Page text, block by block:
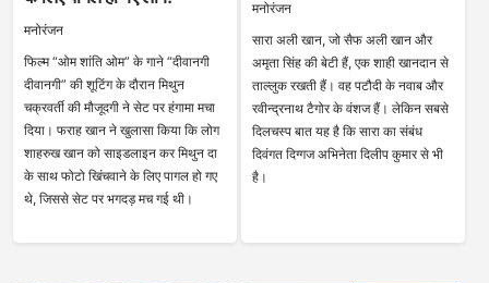
मनोरंजन
फिल्म “ओम शांति ओम” के गाने “दीवानगी
दीवानगी” की शूटिंग के दौरान मिथुन
चक्रवर्ती की मौजूदगी ने सेट पर हंगामा मचा
दिया। फराह खान ने खुलासा किया कि लोग
शाहरुख खान को साइडलाइन कर मिथुन दा
के साथ फोटो खिंचवाने के लिए पागल हो गए
थे, जिससे सेट पर भगदड़ मच गई थी।
मनोरंजन
सारा अली खान, जो सैफ अली खान और
अमृता सिंह की बेटी हैं, एक शाही खानदान से
ताल्लुक रखती हैं। वह पटौदी के नवाब और
रवीन्द्रनाथ टैगोर के वंशज हैं। लेकिन सबसे
दिलचस्प बात यह है कि सारा का संबंध
दिवंगत दिग्गज अभिनेता दिलीप कुमार से भी
है।